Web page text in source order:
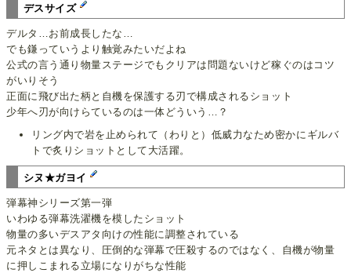
デスサイズ
デルタ…お前成長したな…
でも鎌っていうより触覚みたいだよね
公式の言う通り物量ステージでもクリアは問題ないけど稼ぐのはコツ
がいりそう
正面に飛び出た柄と自機を保護する刃で構成されるショット
少年へ刃が向けらているのは一体どういう…？
リング内で岩を止められて（わりと）低威力なため密かにギルバ
トで炙りショットとして大活躍。
シヌ★ガヨイ
弾幕神シリーズ第一弾
いわゆる弾幕洗濯機を模したショット
物量の多いデスアタ向けの性能に調整されている
元ネタとは異なり、圧倒的な弾幕で圧殺するのではなく、自機が物量
に押しこまれる立場になりがちな性能